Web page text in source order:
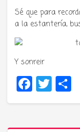
Sé que para
a la estantería,
Y sonreir